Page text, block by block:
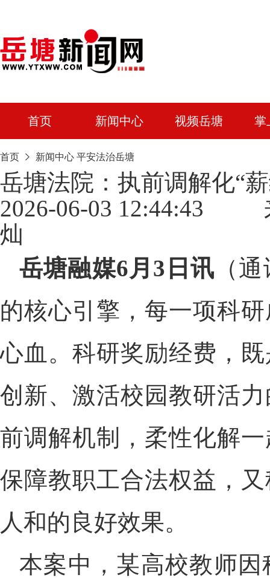
首页 新闻中心 视频岳塘 掌
首页 新闻中心 平安法治岳塘
岳塘法院：执前调解化“
2026-06-03 12:44:43
灿
岳塘融媒6月3日讯 （
的核心引擎，每一项科
心血。科研奖励经费，
创新、激活校园教研活
前调解机制，柔性化解
保障教职工合法权益，
人和的良好效果。
本案中，某高校教师